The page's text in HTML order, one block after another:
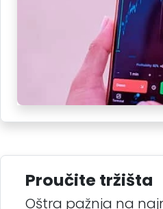
Proučite tržišta
Oštra pažnja na